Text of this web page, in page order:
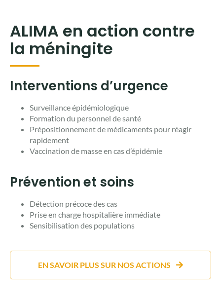
ALIMA en action contre
la méningite
Interventions d’urgence
Surveillance épidémiologique
Formation du personnel de santé
Prépositionnement de médicaments pour réagir
rapidement
Vaccination de masse en cas d’épidémie
Prévention et soins
Détection précoce des cas
Prise en charge hospitalière immédiate
Sensibilisation des populations
EN SAVOIR PLUS SUR NOS ACTIONS